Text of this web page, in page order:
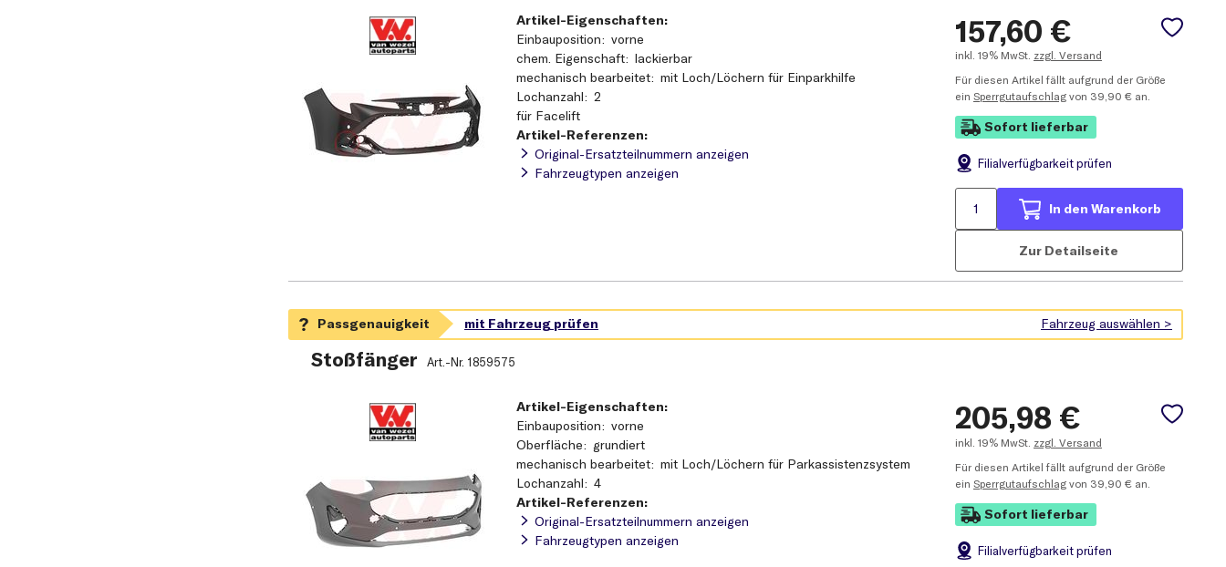
157,60 €
inkl. 19% MwSt. zzgl. Versand
Für diesen Artikel fällt aufgrund der Größe
ein Sperrgutaufschlagvon 39,90 € an.
Sofort lieferbar
Filialverfügbarkeit prüfen
In den Warenkorb
Zur Detailseite
Artikel-Eigenschaften:
Einbauposition vorne
chem. Eigenschaft lackierbar
mechanisch bearbeitet mit Loch/Löchern für Einparkhilfe
Lochanzahl 2
für Facelift
Artikel-Referenzen:
Original-Ersatzteilnummern anzeigen
Fahrzeugtypen anzeigen
Stoßfänger Art.-Nr. 1859575
205,98 €
inkl. 19% MwSt. zzgl. Versand
Für diesen Artikel fällt aufgrund der Größe
ein Sperrgutaufschlagvon 39,90 € an.
Sofort lieferbar
Filialverfügbarkeit prüfen
Artikel-Eigenschaften:
Einbauposition vorne
Oberfläche grundiert
mechanisch bearbeitet mit Loch/Löchern für Parkassistenzsystem
Lochanzahl 4
Artikel-Referenzen:
Original-Ersatzteilnummern anzeigen
Fahrzeugtypen anzeigen